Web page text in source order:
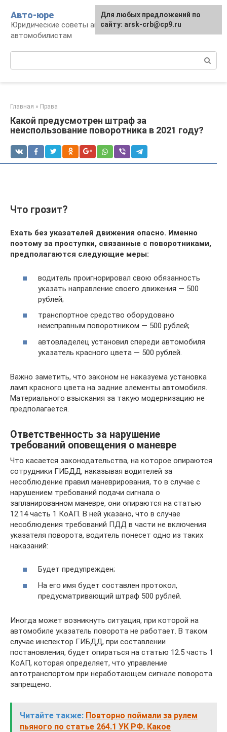
контенту
Авто-юре
Юридические советы автовладельцам и
автомобилистам
Главная » Права
Какой предусмотрен штраф за
неиспользование поворотника в 2021 году?
Что грозит?
Ехать без указателей движения опасно. Именно
поэтому за проступки, связанные с поворотниками,
предполагаются следующие меры:
водитель проигнорировал свою обязанность
указать направление своего движения — 500
рублей;
транспортное средство оборудовано
неисправным поворотником — 500 рублей;
автовладелец установил спереди автомобиля
указатель красного цвета — 500 рублей.
Важно заметить, что законом не наказуема установка
ламп красного цвета на задние элементы автомобиля.
Материального взыскания за такую модернизацию не
предполагается.
Ответственность за нарушение
требований оповещения о маневре
Что касается законодательства, на которое опираются
сотрудники ГИБДД, наказывая водителей за
несоблюдение правил маневрирования, то в случае с
нарушением требований подачи сигнала о
запланированном маневре, они опираются на статью
12.14 часть 1 КоАП. В ней указано, что в случае
несоблюдения требований ПДД в части не включения
указателя поворота, водитель понесет одно из таких
наказаний:
Будет предупрежден;
На его имя будет составлен протокол,
предусматривающий штраф 500 рублей.
Иногда может возникнуть ситуация, при которой на
автомобиле указатель поворота не работает. В таком
случае инспектор ГИБДД, при составлении
постановления, будет опираться на статью 12.5 часть 1
КоАП, которая определяет, что управление
автотранспортом при неработающем сигнале поворота
запрещено.
Читайте также: Повторно поймали за рулем
пьяного по статье 264.1 УК РФ. Какое
Для любых предложений по
сайту: arsk-crb@cp9.ru